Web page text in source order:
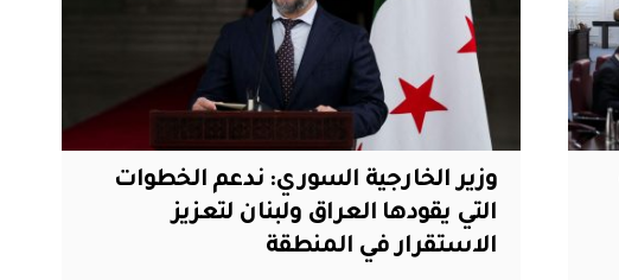
وزير الخارجية السوري: ندعم الخطوات
التي يقودها العراق ولبنان لتعزيز
الاستقرار في المنطقة